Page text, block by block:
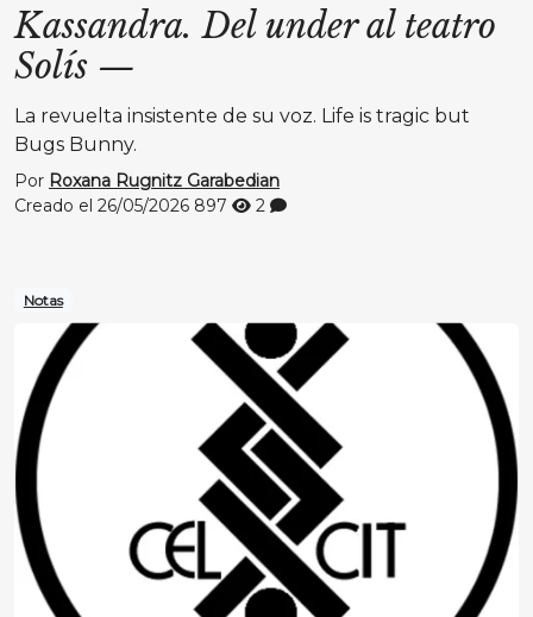
Kassandra. Del under al teatro
Solís —
La revuelta insistente de su voz. Life is tragic but
Bugs Bunny.
Por Roxana Rugnitz Garabedian
Creado el 26/05/2026 897 2
Notas